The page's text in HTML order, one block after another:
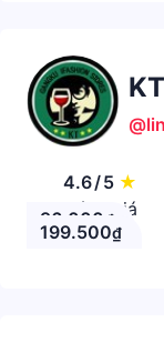
4.6/5 ★
Đánh giá
96.000 ₫
199.500₫